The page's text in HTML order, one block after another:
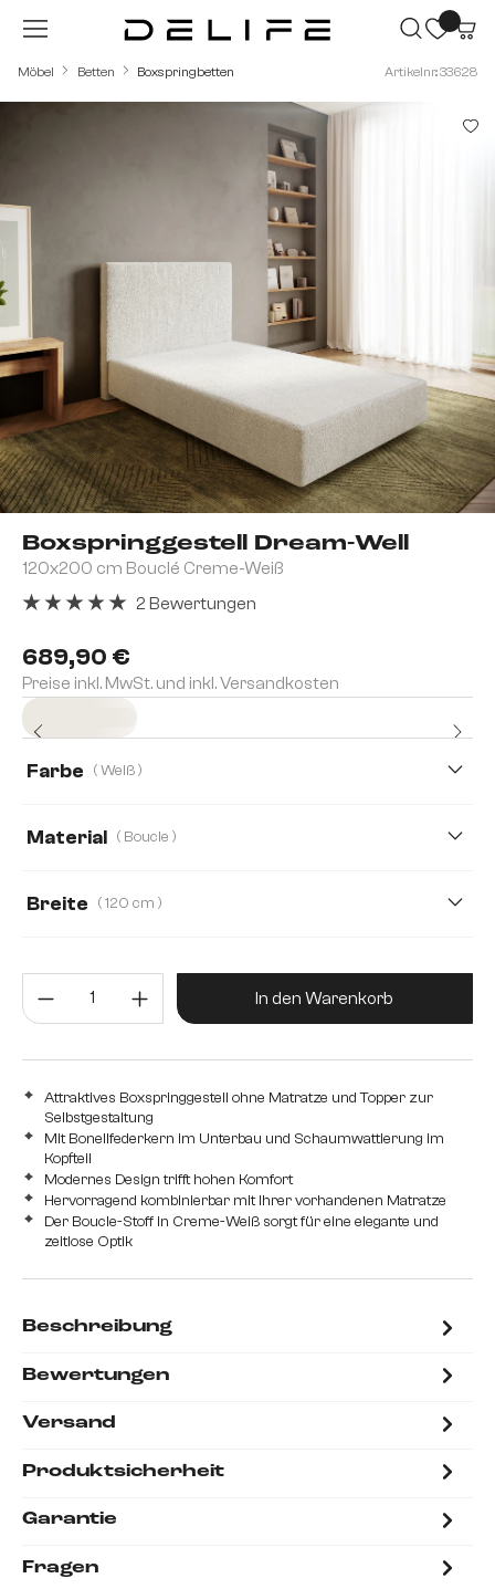
Zum Hauptinhalt springen
Möbel Betten Boxspringbetten Artikelnr.: 33628
Boxspringgestell Dream-Well
120x200 cm Bouclé Creme-Weiß
689,90 €
Preise inkl. MwSt. und inkl. Versandkosten
2 Bewertungen
Farbe ( Weiß )
Material ( Boucle )
Breite ( 120 cm )
200 cm Produkt Anzahl: Gib den
In den Warenkorb
Attraktives Boxspringgestell ohne Matratze und Topper zur
Selbstgestaltung
Mit Bonellfederkern im Unterbau und Schaumwattierung im
Kopfteil
Modernes Design trifft hohen Komfort
Hervorragend kombinierbar mit Ihrer vorhandenen Matratze
Der Boucle-Stoff in Creme-Weiß sorgt für eine elegante und
zeitlose Optik
Beschreibung
Bewertungen
Versand
Produktsicherheit
Garantie
Fragen